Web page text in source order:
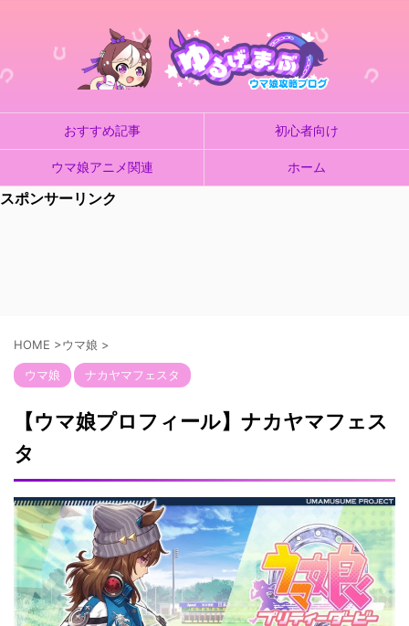
おすすめ記事 初心者向け
ウマ娘アニメ関連 ホーム
スポンサーリンク
HOME >ウマ娘 >
ウマ娘 ナカヤマフェスタ
【ウマ娘プロフィール】ナカヤマフェス
タ